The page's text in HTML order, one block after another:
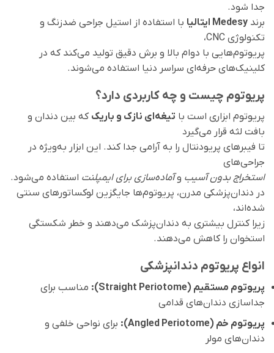
جدا شود.
برند Medesy ایتالیا
با استفاده از استیل جراحی ضدزنگ و
تکنولوژی CNC،
پریوتوم‌هایی با دوام بالا و برش دقیق تولید می‌کند که در
کلینیک‌های حرفه‌ای سراسر دنیا استفاده می‌شوند.
پریوتوم چیست و چه کاربردی دارد؟
پریوتوم ابزاری است با تیغه‌ای نازک و باریک که بین دندان و
بافت لثه قرار می‌گیرد
تا فیبرهای پریودنتال را به آرامی جدا کند. این ابزار به‌ویژه در
جراحی‌های
استخراج بدون آسیب وآماده‌سازی برای ایمپلنت استفاده می‌شود.
در دندان‌پزشکی مدرن، پریوتوم‌ها جایگزین لوکساتورهای سنتی
شده‌اند،
زیرا کنترل بیشتری به دندان‌پزشک می‌دهند و خطر شکستگی
استخوان را کاهش می‌دهند.
انواع پریوتوم دندانپزشکی
پریوتوم مستقیم (Straight Periotome):
مناسب برای
جداسازی دندان‌های قدامی
پریوتوم خم (Angled Periotome):
برای نواحی خلفی و
دندان‌های مولر